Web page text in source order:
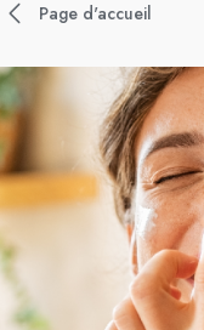
Page d'accueil